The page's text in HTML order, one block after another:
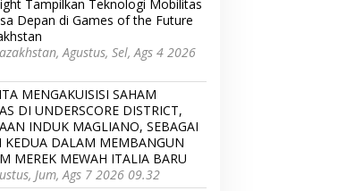
Tampilkan Teknologi Mobilitas
Depan di Games of the Future
Agustus, Sel, Ags 4 2026
MENGAKUISISI SAHAM
DI UNDERSCORE DISTRICT,
INDUK MAGLIANO, SEBAGAI
KEDUA DALAM MEMBANGUN
MEREK MEWAH ITALIA BARU
Jum, Ags 7 2026 09.32